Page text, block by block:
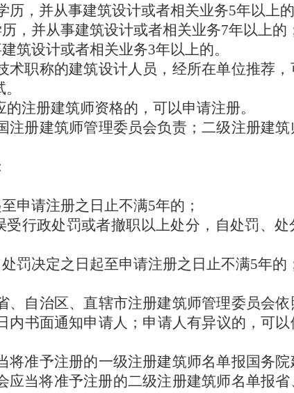
历，并从事建筑设计或者相关业务5年以上
，并从事建筑设计或者相关业务7年以上的
筑设计或者相关业务3年以上的。
术职称的建筑设计人员，经所在单位推荐
注册建筑师资格的，可以申请注册。
注册建筑师管理委员会负责；二级注册建
申请注册之日止不满5年的；
行政处罚或者撤职以上处分，自处罚、
罚决定之日起至申请注册之日止不满5年的
、自治区、直辖市注册建筑师管理委员会
内书面通知申请人；申请人有异议的，可
将准予注册的一级注册建筑师名单报国务
当将准予注册的二级注册建筑师名单报